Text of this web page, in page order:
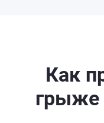
Как
грыже